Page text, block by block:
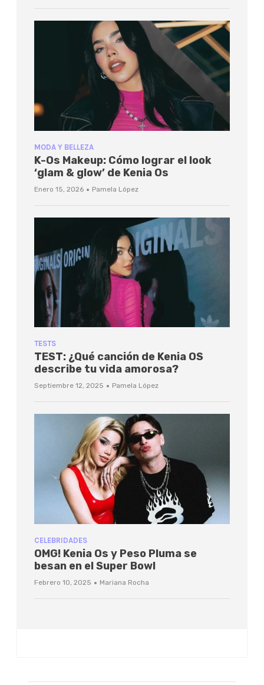
MODA Y BELLEZA
K-Os Makeup: Cómo lograr el look
‘glam & glow’ de Kenia Os
Enero 15, 2026 · Pamela López
TESTS
TEST: ¿Qué canción de Kenia OS
describe tu vida amorosa?
Septiembre 12, 2025 · Pamela López
CELEBRIDADES
OMG! Kenia Os y Peso Pluma se
besan en el Super Bowl
Febrero 10, 2025 · Mariana Rocha